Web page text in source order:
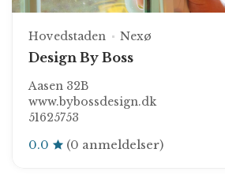
Hovedstaden Nexø
Design By Boss
Aasen 32B
www.bybossdesign.dk
51625753
0.0 (0 anmeldelser)